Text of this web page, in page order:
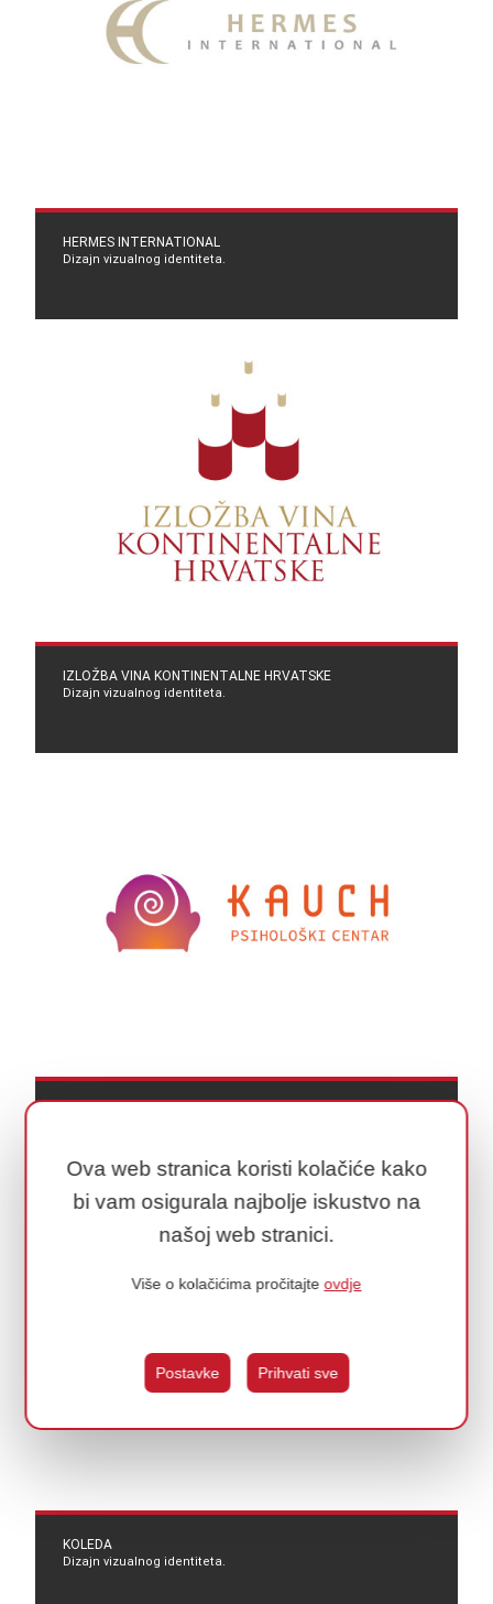
Ova web stranica koristi kolačiće kako
bi vam osigurala najbolje iskustvo na
našoj web stranici.
Više o kolačićima pročitajteovdje
Postavke Prihvati sve
HERMES INTERNATIONAL
Dizajn vizualnog identiteta.
IZLOŽBA VINA KONTINENTALNE HRVATSKE
Dizajn vizualnog identiteta.
KOLEDA
Dizajn vizualnog identiteta.